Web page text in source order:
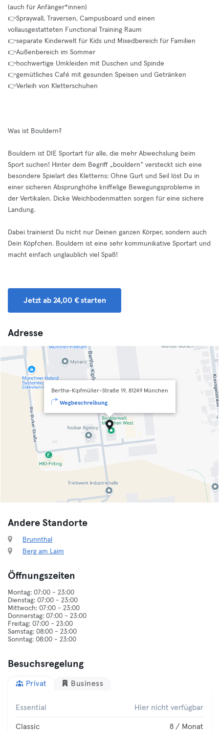
(auch für Anfänger*innen)
👉Spraywall, Traversen, Campusboard und einen
vollausgestatteten Functional Training Raum
👉separate Kinderwelt für Kids und Mixedbereich für Familien
👉Außenbereich im Sommer
👉hochwertige Umkleiden mit Duschen und Spinde
👉gemütliches Café mit gesunden Speisen und Getränken
👉Verleih von Kletterschuhen
Was ist Bouldern?
Bouldern ist DIE Sportart für alle, die mehr Abwechslung beim
Sport suchen! Hinter dem Begriff „bouldern“ versteckt sich eine
besondere Spielart des Kletterns: Ohne Gurt und Seil löst Du in
einer sicheren Absprunghöhe kniffelige Bewegungsprobleme in
der Vertikalen. Dicke Weichbodenmatten sorgen für eine sichere
Landung.
Dabei trainierst Du nicht nur Deinen ganzen Körper, sondern auch
Dein Köpfchen. Bouldern ist eine sehr kommunikative Sportart und
macht einfach unglaublich viel Spaß!
Jetzt ab 24,00 € starten
Adresse
Bertha-Kipfmüller-Straße 19, 81249 München
Wegbeschreibung
Andere Standorte
Brunnthal
Berg am Laim
Öffnungszeiten
Montag: 07:00 - 23:00
Dienstag: 07:00 - 23:00
Mittwoch: 07:00 - 23:00
Donnerstag: 07:00 - 23:00
Freitag: 07:00 - 23:00
Samstag: 08:00 - 23:00
Besuchsregelung
Privat Business
Essential Hier nicht verfügbar
Classic 8 / Monat